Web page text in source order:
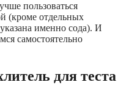
пользоваться
(кроме отдельных
именно сода). И
самостоятельно
для теста